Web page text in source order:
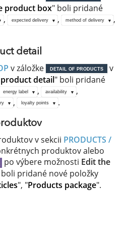
product box" boli pridané
, expected delivery , method of delivery ,
detail
v záložke DETAIL OF PRODUCTS
v
detail" boli pridané
energy label , availability ,
, loyalty points .
v sekcii PRODUCTS /
produktov alebo
po výbere možnosti Edit the
boli pridané nové položky
", "Products package".